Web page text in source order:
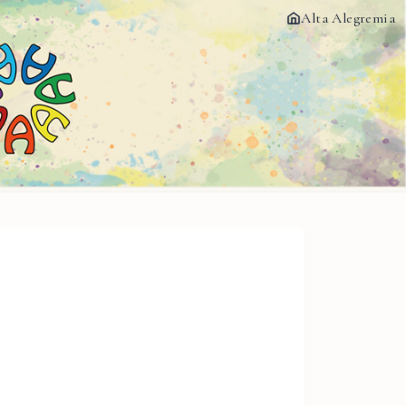
Alta Alegremia